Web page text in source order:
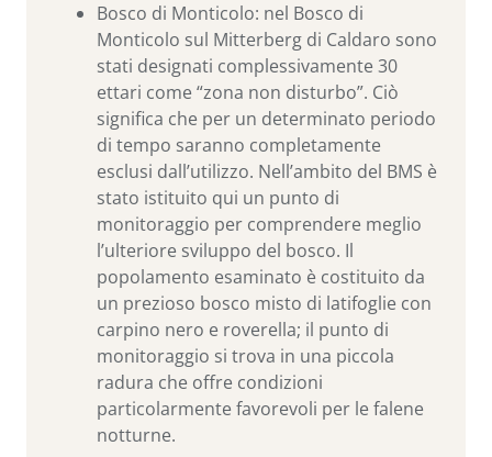
Bosco di Monticolo: nel Bosco di
Monticolo sul Mitterberg di Caldaro sono
stati designati complessivamente 30
ettari come “zona non disturbo”. Ciò
significa che per un determinato periodo
di tempo saranno completamente
esclusi dall’utilizzo. Nell’ambito del BMS è
stato istituito qui un punto di
monitoraggio per comprendere meglio
l’ulteriore sviluppo del bosco. Il
popolamento esaminato è costituito da
un prezioso bosco misto di latifoglie con
carpino nero e roverella; il punto di
monitoraggio si trova in una piccola
radura che offre condizioni
particolarmente favorevoli per le falene
notturne.